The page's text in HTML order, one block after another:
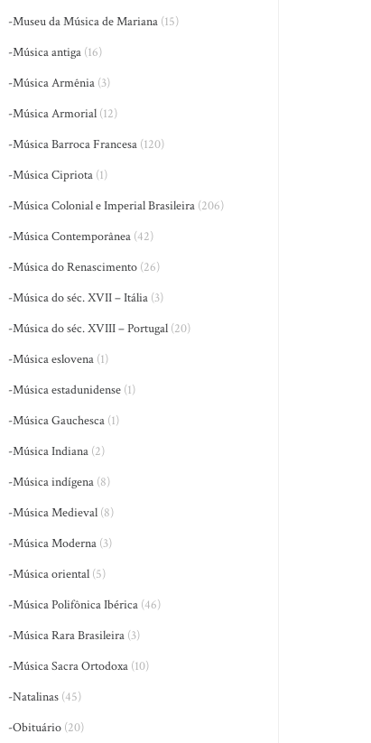
-Museu da Música de Mariana (15)
-Música antiga (16)
-Música Armênia (3)
-Música Armorial (12)
-Música Barroca Francesa (120)
-Música Cipriota (1)
-Música Colonial e Imperial Brasileira (206)
-Música Contemporânea (42)
-Música do Renascimento (26)
-Música do séc. XVII – Itália (3)
-Música do séc. XVIII – Portugal (20)
-Música eslovena (1)
-Música estadunidense (1)
-Música Gauchesca (1)
-Música Indiana (2)
-Música indígena (8)
-Música Medieval (8)
-Música Moderna (3)
-Música oriental (5)
-Música Polifônica Ibérica (46)
-Música Rara Brasileira (3)
-Música Sacra Ortodoxa (10)
-Natalinas (45)
-Obituário (20)